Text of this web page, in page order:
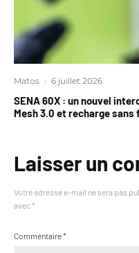
Matos · 6 juillet 2026
SENA 60X : un nouvel
Mesh 3.0 et recharge sans
Laisser un
Votre adresse e-mail ne sera pas
avec *
Commentaire*